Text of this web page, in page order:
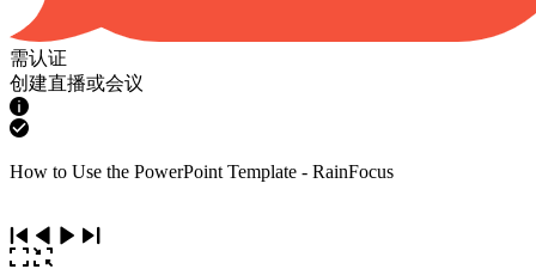
需认证
创建直播或会议
How to Use the PowerPoint Template - RainFocus